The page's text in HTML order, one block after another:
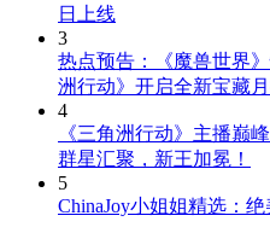
日上线
3
热点预告：《魔兽世界
洲行动》开启全新宝藏月
4
《三角洲行动》主播巅
群星汇聚，新王加冕！
5
ChinaJoy小姐姐精选：绝